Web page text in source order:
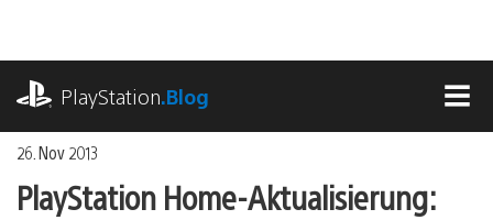
springen
PlayStation.Blog
26. Nov 2013
PlayStation Home-Aktualisierung: